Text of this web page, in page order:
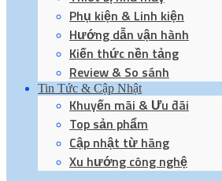
Phụ kiện & Linh kiện
Hướng dẫn vận hành
Kiến thức nền tảng
Review & So sánh
Tin Tức & Cập Nhật
Khuyến mãi & Ưu đãi
Top sản phẩm
Cập nhật từ hãng
Xu hướng công nghệ